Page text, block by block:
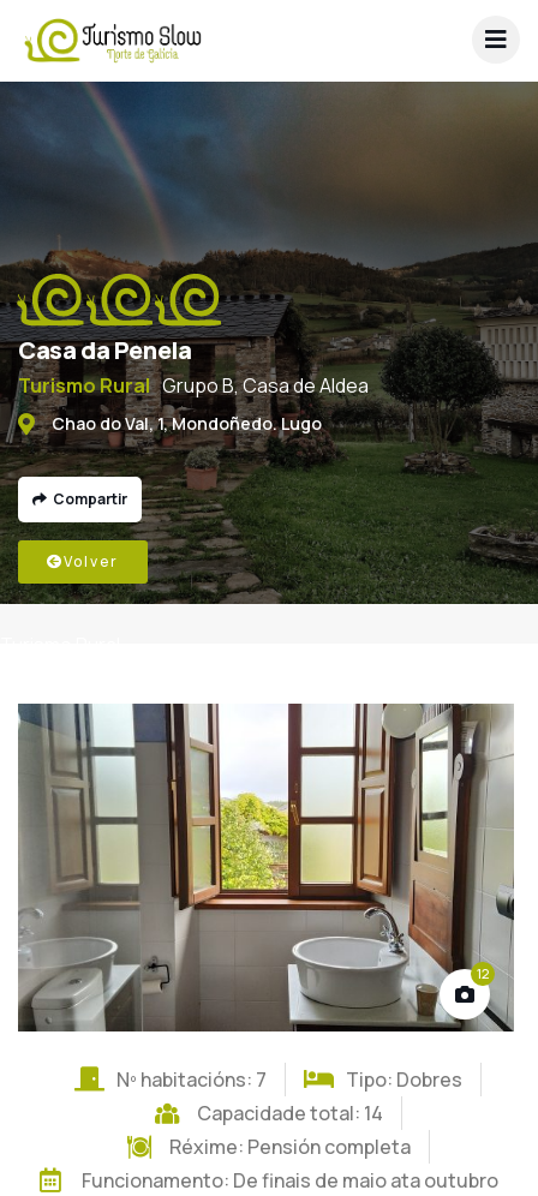
Casa da Penela
Turismo Rural Grupo B, Casa de Aldea
Chao do Val, 1, Mondoñedo. Lugo
Compartir
Volver
12
Nº habitacións: 7
Tipo: Dobres
Capacidade total: 14
Réxime: Pensión completa
Funcionamento: De finais de maio ata outubro